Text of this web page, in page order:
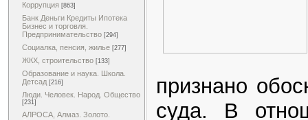
Коррупция [863]
Банк Деньги Кредиты Ипотека
Бизнес и торговля.
Предпринимательство [294]
Социалка, пенсия, жилье [277]
ЖКХ, строительство [133]
Образование и наука. Школа.
Детсад [216]
Люди. Человек. Народ. Общество
[231]
АЛРОСА, Алмаз. Золото.
признано
суда. В